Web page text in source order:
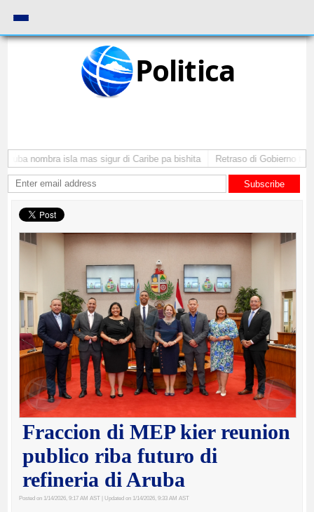
Politica
nombra isla mas sigur di Caribe pa bishita Retraso di Gobierno ta
Subscribe
Fraccion di MEP kier reunion
publico riba futuro di
refineria di Aruba
Posted on 1/14/2026, 9:17 AM AST | Updated on 1/14/2026, 9:33 AM AST